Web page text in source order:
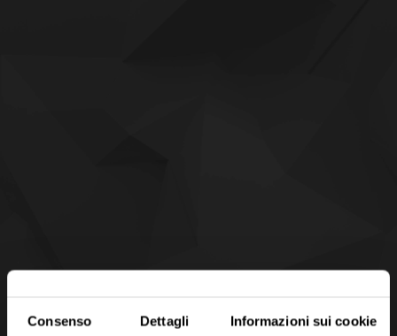
Consenso Dettagli Informazioni sui cookie